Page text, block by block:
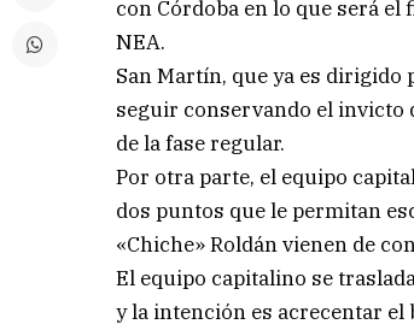
con Córdoba en lo que será
NEA.
San Martín, que ya es dirigido
seguir conservando el invicto
de la fase regular.
Por otra parte, el equipo
dos puntos que le permitan
«Chiche» Roldán vienen de
El equipo capitalino se
y la intención es acrecentar el